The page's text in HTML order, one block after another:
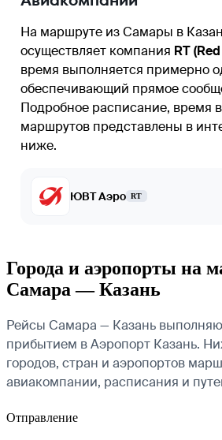
На маршруте изСамары в
осуществляет компания RT
время выполняется примерно
обеспечивающий прямое
Подробное расписание, время
маршрутов представлены в
ниже.
ЮВТ Аэро RT
Города и аэропорты на
Самара — Казань
Рейсы Самара — Казань
прибытием в Аэропорт Казань.
городов, стран и аэропортов
авиакомпании, расписания и
Отправление